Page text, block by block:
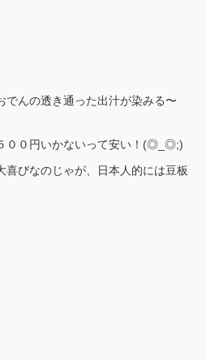
でんの透き通った出汁が染みる〜
００円いかないって安い！(◎_◎;)
喜びなのじゃが、日本人的には豆板